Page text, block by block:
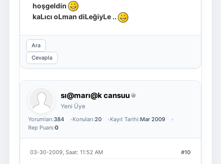
hoşgeldin
kaLıcı oLman diLeğiyLe ..
Ara
Cevapla
sı@marı@k cansuu
Yeni Üye
Yorumları:384 Konuları:20 Kayıt Tarihi:Mar 2009
Rep Puanı:0
#10
03-30-2009, Saat: 11:52 AM